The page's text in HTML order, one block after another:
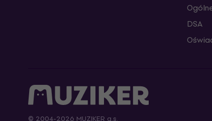
DSA
© 2004-2026 MUZIKER a.s.